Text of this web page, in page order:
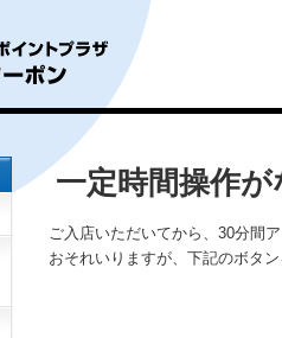
一定時間操作
ご入店いただいてから、30分間
おそれいりますが、下記のボタ